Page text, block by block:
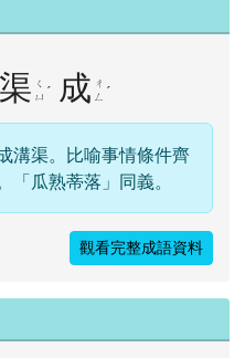
渠 ㄑ
ㄩ ˊ 成 ㄔ
ㄥ
ˊ
溝渠。比喻事情條件齊
瓜熟蒂落」同義。
觀看完整成語資料